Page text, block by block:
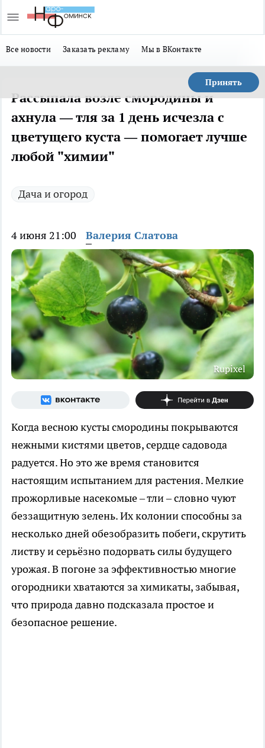
Все новости Заказать рекламу Мы в ВКонтакте
Принять
Рассыпала возле смородины и
ахнула — тля за 1 день исчезла с
цветущего куста — помогает лучше
любой "химии"
Дача и огород
4 июня 21:00 Валерия Слатова
Rupixel
Когда весною кусты смородины покрываются
нежными кистями цветов, сердце садовода
радуется. Но это же время становится
настоящим испытанием для растения. Мелкие
прожорливые насекомые – тли – словно чуют
беззащитную зелень. Их колонии способны за
несколько дней обезобразить побеги, скрутить
листву и серьёзно подорвать силы будущего
урожая. В погоне за эффективностью многие
огородники хватаются за химикаты, забывая,
что природа давно подсказала простое и
безопасное решение.